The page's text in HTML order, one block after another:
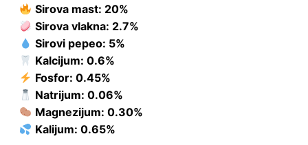
Sirova mast: 20%
Sirova vlakna: 2.7%
Sirovi pepeo: 5%
Kalcijum: 0.6%
Fosfor: 0.45%
Natrijum: 0.06%
Magnezijum: 0.30%
Kalijum: 0.65%